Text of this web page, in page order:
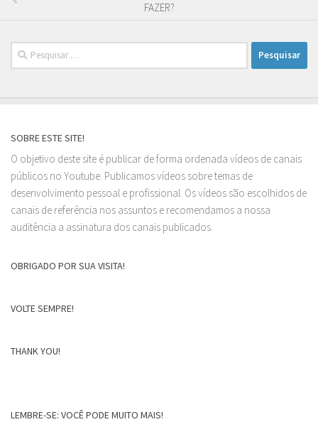
FAZER?
Pesquisar
por:
SOBRE ESTE SITE!
O objetivo deste site é publicar de forma ordenada vídeos de canais
públicos no Youtube. Publicamos vídeos sobre temas de
desenvolvimento pessoal e profissional. Os vídeos são escolhidos de
canais de referência nos assuntos e recomendamos a nossa
auditência a assinatura dos canais publicados.
OBRIGADO POR SUA VISITA!
VOLTE SEMPRE!
THANK YOU!
LEMBRE-SE: VOCÊ PODE MUITO MAIS!